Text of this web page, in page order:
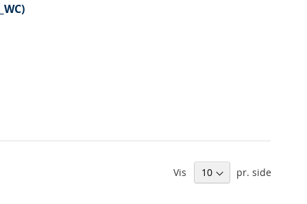
Vis pr. side